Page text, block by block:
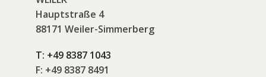
Hauptstraße 4
88171 Weiler-Simmerberg
T: +49 8387 1043
F: +49 8387 8491